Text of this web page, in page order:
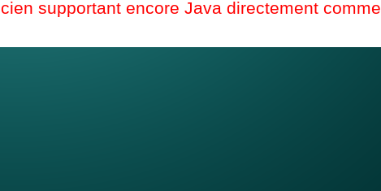
supportant encore Java directement comme